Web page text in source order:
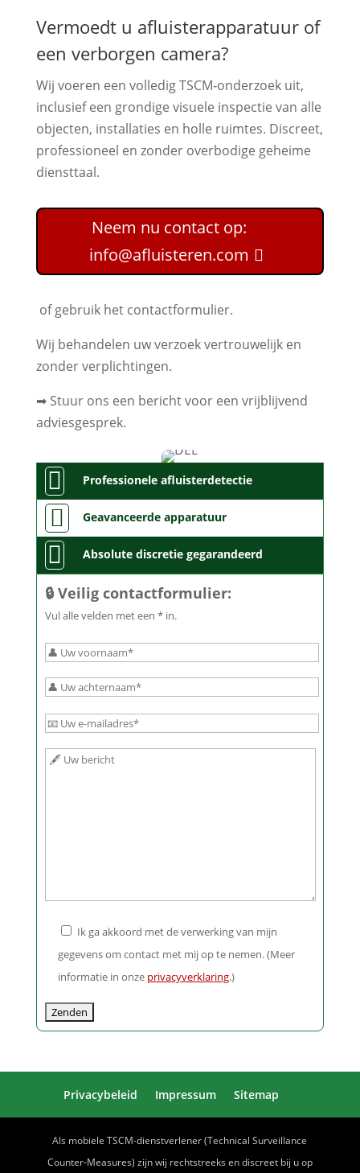
Vermoedt u afluisterapparatuur of
een verborgen camera?
Wij voeren een volledig TSCM‑onderzoek uit,
inclusief een grondige visuele inspectie van alle
objecten, installaties en holle ruimtes. Discreet,
professioneel en zonder overbodige geheime
diensttaal.
Neem nu contact op:
info@afluisteren.com
of gebruik het contactformulier.
Wij behandelen uw verzoek vertrouwelijk en
zonder verplichtingen.
➡ Stuur ons een bericht voor een vrijblijvend
adviesgesprek.
 Professionele afluisterdetectie
 Geavanceerde apparatuur
 Absolute discretie gegarandeerd
🔒 Veilig contactformulier:
Vul alle velden met een * in.
Bitte
dieses
Feld
leer.
Bitte
dieses
Bitte
Ik ga akkoord met de verwerking van mijn
gegevens om contact met mij op te nemen. (Meer
informatie in onze privacyverklaring.)
Privacybeleid Impressum Sitemap
Als mobiele TSCM-dienstverlener (Technical Surveillance
Counter-Measures) zijn wij rechtstreeks en discreet bij u op